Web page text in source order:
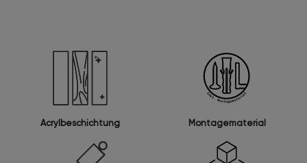
Acrylbeschichtung Montagematerial